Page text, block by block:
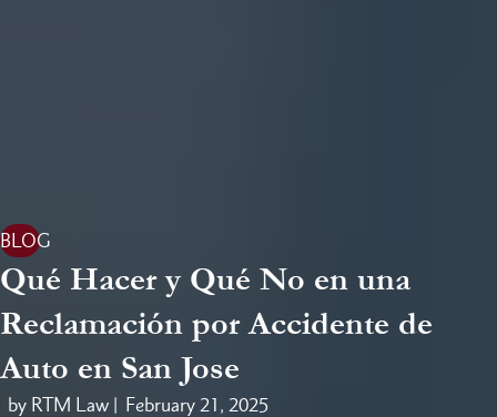
BLOG
Qué Hacer y Qué No en una
Reclamación por Accidente de
Auto en San Jose
by RTM Law | February 21, 2025